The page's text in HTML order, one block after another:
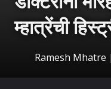
म्हात्रेंची
Ramesh